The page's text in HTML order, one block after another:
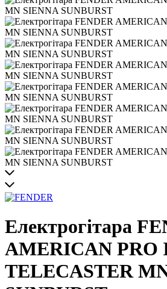
Електрогітара
AMERICAN PRO
TELECASTER